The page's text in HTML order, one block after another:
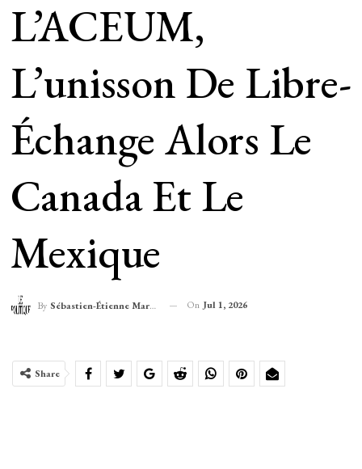
L’ACEUM,
L’unisson De Libre-
Échange Alors Le
Canada Et Le
Mexique
By Sébastien-Étienne Marechal On Jul 1, 2026
Share